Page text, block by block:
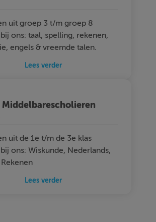
uit groep 3 t/m groep 8
ons: taal, spelling, rekenen,
engels & vreemde talen.
Lees verder
Middelbarescholieren
uit de 1e t/m de 3e klas
ons: Wiskunde, Nederlands,
Lees verder